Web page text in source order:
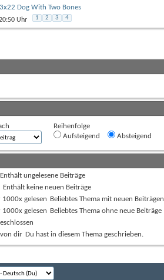
3x22 Dog With Two Bones
Uhr 1 2 3 4
Reihenfolge
Aufsteigend
Absteigend
Enthält ungelesene Beiträge
Enthält keine neuen Beiträge
Beliebtes Thema mit neuen Beiträgen
Beliebtes Thema ohne neue Beiträge
Du hast in diesem Thema geschrieben.